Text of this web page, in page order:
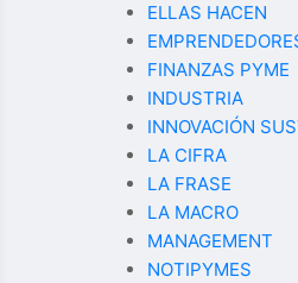
ELLAS HACEN
FINANZAS PYME
INDUSTRIA
INNOVACIÓN
LA CIFRA
LA FRASE
LA MACRO
MANAGEMENT
NOTIPYMES